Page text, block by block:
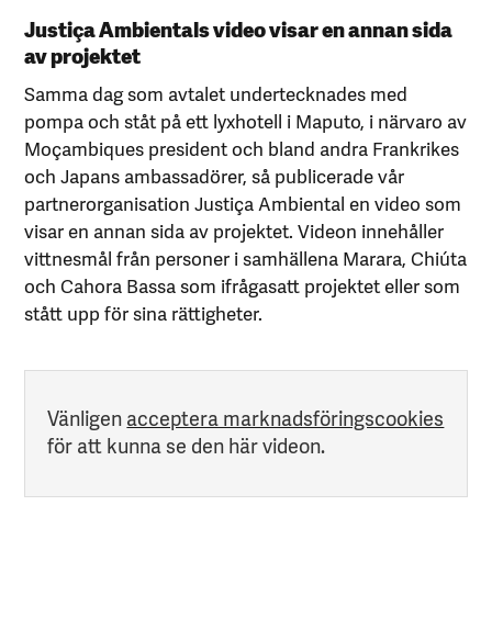
Justiça Ambientals video visar en annan sida
av projektet
Samma dag som avtalet undertecknades med
pompa och ståt på ett lyxhotell i Maputo, i närvaro av
Moçambiques president och bland andra Frankrikes
och Japans ambassadörer, så publicerade vår
partnerorganisation Justiça Ambiental en video som
visar en annan sida av projektet. Videon innehåller
vittnesmål från personer i samhällena Marara, Chiúta
och Cahora Bassa som ifrågasatt projektet eller som
stått upp för sina rättigheter.
Vänligenacceptera marknadsföringscookies
för att kunna se den här videon.